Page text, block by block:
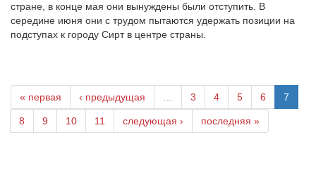
стране, в конце мая они вынуждены были отступить. В
середине июня они с трудом пытаются удержать позиции на
подступах к городу Сирт в центре страны.
« первая ‹ предыдущая … 3 4 5 6 7
8 9 10 11 следующая › последняя »